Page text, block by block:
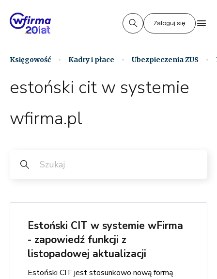
Zaloguj się
Księgowość Kadry i płace Ubezpieczenia ZUS
estoński cit w systemie
wfirma.pl
Estoński CIT w systemie wFirma
- zapowiedź funkcji z
listopadowej aktualizacji
Estoński CIT jest stosunkowo nową formą